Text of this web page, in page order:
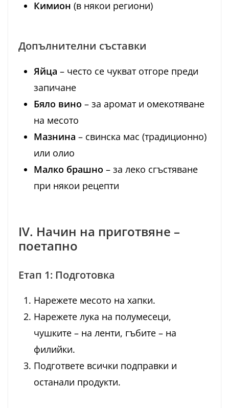
Кимион (в някои региони)
Допълнителни съставки
Яйца – често се чукват отгоре преди
запичане
Бяло вино – за аромат и омекотяване
на месото
Мазнина – свинска мас (традиционно)
или олио
Малко брашно – за леко сгъстяване
при някои рецепти
IV. Начин на приготвяне –
поетапно
Етап 1: Подготовка
Нарежете месото на хапки.
Нарежете лука на полумесеци,
чушките – на ленти, гъбите – на
филийки.
Подгответе всички подправки и
останали продукти.